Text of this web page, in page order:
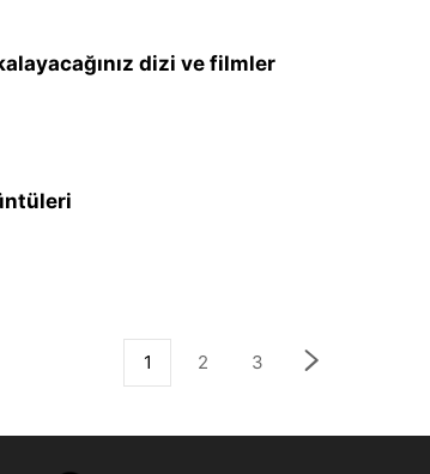
dizi ve filmler
1 2 3